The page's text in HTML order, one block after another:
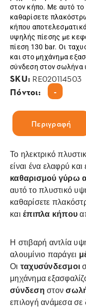
στον κήπο. Με αυτό το
καθαρίσετε
κήπου
υψηλής πίεσης με
πίεση 130 bar. Οι
και στο μηχάνημα
σύνδεση στον σωλήνα
SKU: RE020114503
Πόντοι: -
Περιγραφή
Το ηλεκτρικό
είναι ένα ελαφρύ
καθαρισμού γύρω
αυτό το πλυστικό
καθαρίσετε
και έπιπλα κήπου
Η στιβαρή αντλία
αλουμίνιο παράγει
Οι ταχυσύνδεσμοι
μηχάνημα
σύνδεση στον
επιλογή ανάμεσα σε